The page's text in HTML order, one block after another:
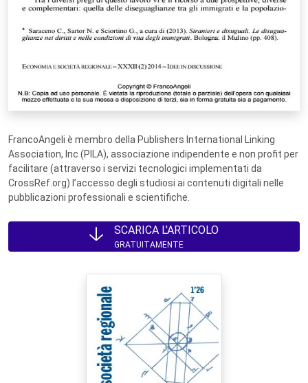
FrancoAngeli è membro della Publishers International Linking
Association, Inc (PILA), associazione indipendente e non profit per
facilitare (attraverso i servizi tecnologici implementati da
CrossRef.org) l’accesso degli studiosi ai contenuti digitali nelle
pubblicazioni professionali e scientifiche.
SCARICA L'ARTICOLO
GRATUITAMENTE